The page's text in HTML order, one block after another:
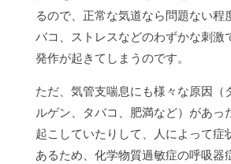
るので、正常な気道なら問題ない程
バコ、ストレスなどのわずかな刺激
発作が起きてしまうのです。
ただ、気管支喘息にも様々な原因（
ルゲン、タバコ、肥満など）があっ
起こしていたりして、人によって症
あるため、化学物質過敏症の呼吸器